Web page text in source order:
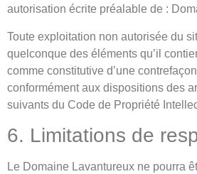
autorisation écrite préalable de :
Toute exploitation non autorisée du
quelconque des éléments qu’il
comme constitutive d’une
conformément aux dispositions des
suivants du Code de Propriété
6. Limitations de
Le Domaine Lavantureux ne pourra